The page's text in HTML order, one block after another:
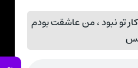
تو نبود ، من عاشقت بودم